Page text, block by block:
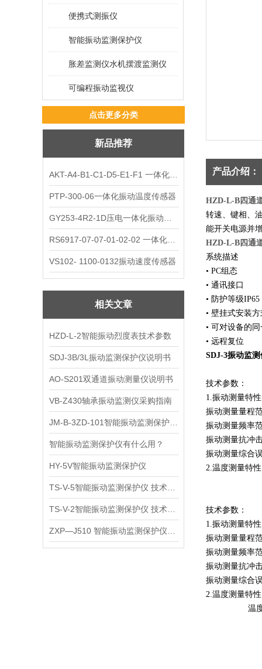
便携式测振仪
智能振动监测保护仪
胀差监测仪水机摆渡监测仪
可编程振动监视仪
点击更多分类
新品推荐
PTP-300-06一体化振动温度传感器
VS102- 1100-0132振动速度传感器
相关文章
HZD-L-2智能振动烈度表技术参数
SDJ-3B/3L振动监测保护仪说明书
AO-S201双通道振动测量仪说明书
VB-Z430轴承振动监测仪采购指南
智能振动监测保护仪有什么用？
HY-5V智能振动监测保护仪
产品介绍：
HZD-L-B四通
转速、键相、
能开关电源并
HZD-L-B四通
系统描述
• PC组态
• 通讯接口
• 防护等级IP65
• 壁挂式安装方
• 可对设备的
• 远程复位
SDJ-3振动监
技术参数：
1.振动测量特性
振动测量量程
振动测量频率
振动测量抗冲
振动测量综合
2.温度测量特性
技术参数：
1.振动测量特性
振动测量量程
振动测量频率
振动测量抗冲
振动测量综合
2.温度测量特性
温